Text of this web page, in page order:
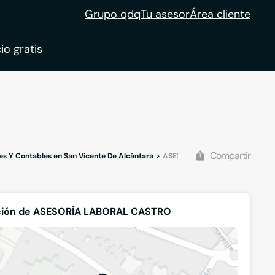
Grupo qdqTu asesorÁrea cliente
gratis
Y Contables en San Vicente De Alcántara ASESORÍA LABORAL CASTRO
Compartir
de ASESORÍA LABORAL CASTRO